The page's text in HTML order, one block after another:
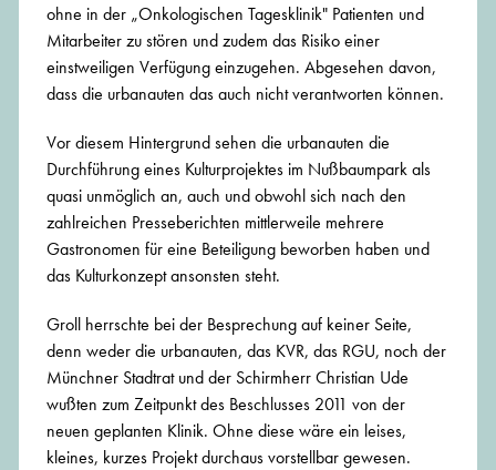
ohne in der „Onkologischen Tagesklinik" Patienten und
Mitarbeiter zu stören und zudem das Risiko einer
einstweiligen Verfügung einzugehen. Abgesehen davon,
dass die urbanauten das auch nicht verantworten können.
Vor diesem Hintergrund sehen die urbanauten die
Durchführung eines Kulturprojektes im Nußbaumpark als
quasi unmöglich an, auch und obwohl sich nach den
zahlreichen Presseberichten mittlerweile mehrere
Gastronomen für eine Beteiligung beworben haben und
das Kulturkonzept ansonsten steht.
Groll herrschte bei der Besprechung auf keiner Seite,
denn weder die urbanauten, das KVR, das RGU, noch der
Münchner Stadtrat und der Schirmherr Christian Ude
wußten zum Zeitpunkt des Beschlusses 2011 von der
neuen geplanten Klinik. Ohne diese wäre ein leises,
kleines, kurzes Projekt durchaus vorstellbar gewesen.